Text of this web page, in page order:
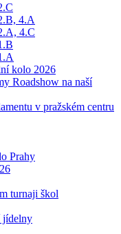
4.A
4.C
kolo 2026
Roadshow na naší
v pražském centru
Prahy
turnaji škol
jídelny